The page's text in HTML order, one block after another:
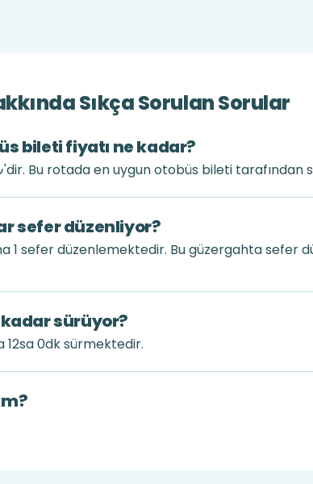
Sıkça Sorulan Sorular
bileti fiyatı ne kadar?
Bu rotada en uygun otobüs bileti tarafından
sefer düzenliyor?
1 sefer düzenlemektedir. Bu güzergahta sefer
sürüyor?
12sa 0dk sürmektedir.